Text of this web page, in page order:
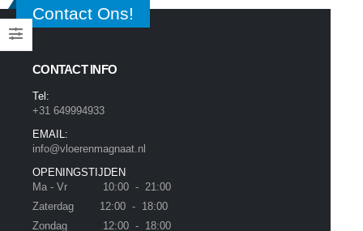
Contact Ons!
CONTACT INFO
Tel:
+31 649994933
EMAIL:
info@vloerenmagnaat.nl
OPENINGSTIJDEN
Ma - Vr 10:00 - 21:00
Zaterdag 12:00 - 18:00
Zondag 12:00 - 18:00